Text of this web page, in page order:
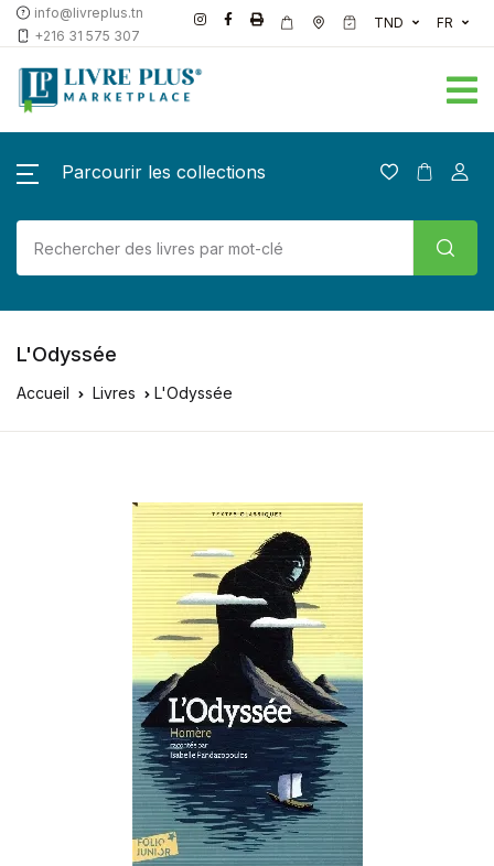
info@livreplus.tn
+216 31 575 307
TND FR
Parcourir les collections
L'Odyssée
Accueil Livres L'Odyssée